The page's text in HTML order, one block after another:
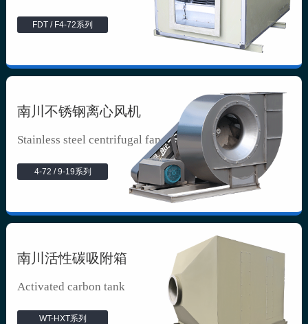
FDT / F4-72系列
南川不锈钢离心风机
Stainless steel centrifugal fan
4-72 / 9-19系列
南川活性碳吸附箱
Activated carbon tank
WT-HXT系列